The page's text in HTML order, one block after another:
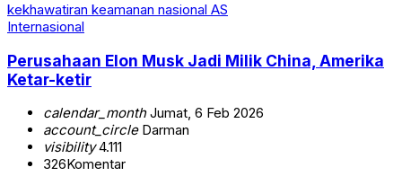
Internasional
Perusahaan Elon Musk Jadi Milik China, Amerika
Ketar-ketir
calendar_monthJumat, 6 Feb 2026
account_circleDarman
visibility4.111
326Komentar